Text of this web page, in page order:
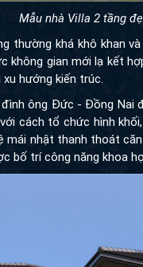
Mẫu nhà Villa 2 tầng
khá khô khan
gian mới lạ kết
hướng kiến trúc.
ông Đức - Đồng Nai
cách tổ chức hình
mái nhật thanh thoát
bố trí công năng khoa